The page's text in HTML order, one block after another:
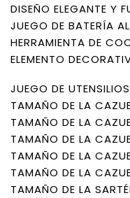
DISEÑO ELEGANTE Y
JUEGO DE BATERÍA
HERRAMIENTA DE
ELEMENTO
JUEGO DE
TAMAÑO DE LA
TAMAÑO DE LA
TAMAÑO DE LA
TAMAÑO DE LA
TAMAÑO DE LA
TAMAÑO DE LA